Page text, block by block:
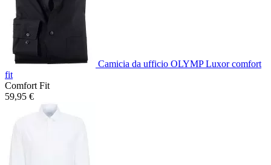
Camicia da ufficio OLYMP Luxor comfort
fit
Comfort Fit
59,95 €